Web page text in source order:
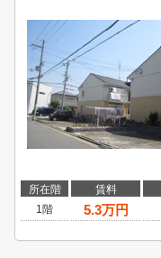
所在階 賃料
1階
5.3万円